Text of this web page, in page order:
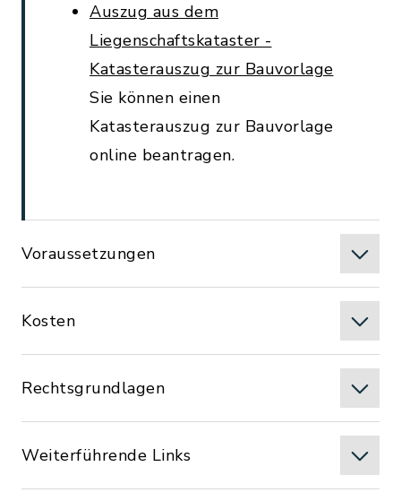
Auszug aus dem
Liegenschaftskataster -
Katasterauszug zur Bauvorlage
Sie können einen
Katasterauszug zur Bauvorlage
online beantragen.
Voraussetzungen
Kosten
Rechtsgrundlagen
Weiterführende Links